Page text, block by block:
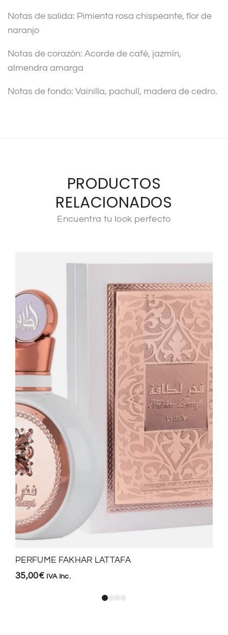
Notas de salida: Pimienta rosa chispeante, flor de
naranjo
Notas de corazón: Acorde de café, jazmín,
almendra amarga
Notas de fondo: Vainilla, pachulí, madera de cedro.
PRODUCTOS
RELACIONADOS
Encuentra tu look perfecto
PERFUME FAKHAR LATTAFA
35,00€ IVA Inc.